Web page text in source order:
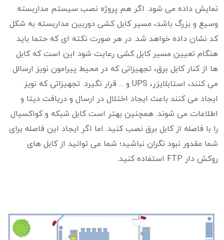
نمایش داده می شود. اگر هم پروژه نصب سیستم مداربسته
وسیع و بزرگ باشد، مسیر کابل کشی دوربین مداربسته به شکل
کد نشان داده خواهد شد. در هر صورت نکته ای که حتما باید
هنگام تعیین مسیر کابل کشی رعایت شود این است که کابل
ها از کنار کابل برق، تجهیزاتی که در محیط پیرامون نویز ارسالل
می کنند، استابلایزر، UPS و ... قرار نگیرد. تجهیزاتی که نویز
ایجاد می کنند باعث ایجاد اختلال در ارسال و دریافت دیتا و
اطلاعات می شوند. همچنین بهتر است کابل شبکه و کواکسیال
را با فاصله از کابل برق نصب کنید. اما اگر ایجاد این فاصله برای
شما مقدور نبود نگران نباشید؛ شما می توانید از کابل های
روکش دار FTP استفاده کنید.